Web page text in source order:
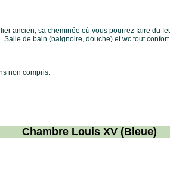
ancien, sa cheminée où vous pourrez faire du
de bain (baignoire, douche) et wc tout confort.
non compris.
Chambre Louis XV (Bleue)